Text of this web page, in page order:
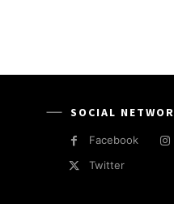
SOCIAL
Facebook
Twitter